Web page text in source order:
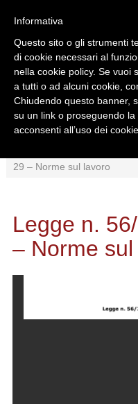
Ricerca
Sezione corrente
Tutto il
29 – Norme sul lavoro
Legge n.
– Norme
Informativa
Questo sito o gli strumenti
di cookie necessari al
nella cookie policy. Se vuoi
a tutti o ad alcuni cookie,
Chiudendo questo banner,
su un link o proseguendo
acconsenti all’uso dei cookie.